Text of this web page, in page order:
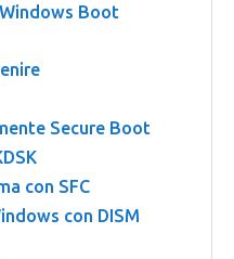
Boot
Secure Boot
con SFC
con DISM